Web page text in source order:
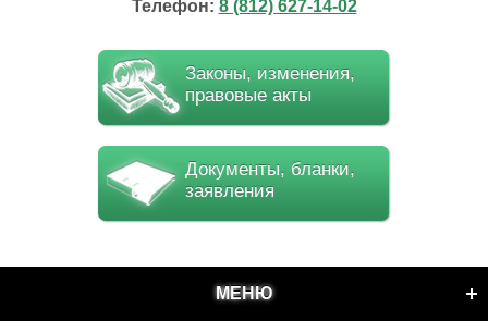
Телефон: 8 (812) 627-14-02
Законы, изменения,
правовые акты
Документы, бланки,
заявления
МЕНЮ